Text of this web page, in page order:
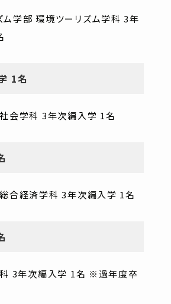
ム学部 環境ツーリズム学科 3年
1名
会学科 3年次編入学 1名
合経済学科 3年次編入学 1名
3年次編入学 1名 ※過年度卒